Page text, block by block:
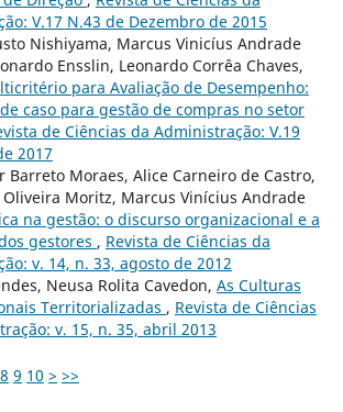
V.17 N.43 de Dezembro de 2015
Nishiyama, Marcus Vinicíus Andrade
Ensslin, Leonardo Corrêa Chaves,
para Avaliação de Desempenho:
caso para gestão de compras no setor
de Ciências da Administração: V.19
2017
Barreto Moraes, Alice Carneiro de Castro,
Moritz, Marcus Vinícius Andrade
na gestão: o discurso organizacional e a
gestores , Revista de Ciências da
v. 14, n. 33, agosto de 2012
Neusa Rolita Cavedon, As Culturas
Territorializadas , Revista de Ciências
v. 15, n. 35, abril 2013
8 9 10 > >>